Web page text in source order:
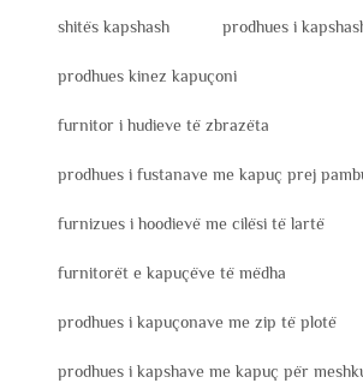
shitës kapshash prodhues i
prodhues kinez kapuçoni
furnitor i hudieve të zbrazëta
prodhues i fustanave me kapuç prej
furnizues i hoodievë me cilësi të lartë
furnitorët e kapuçëve të mëdha
prodhues i kapuçonave me zip të plotë
prodhues i kapshave me kapuç për